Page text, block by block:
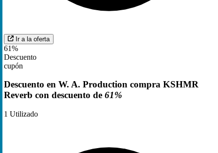
Ir a la oferta
61%
Descuento
cupón
Descuento en W. A. Production compra KSHMR
Reverb con descuento de 61%
1 Utilizado